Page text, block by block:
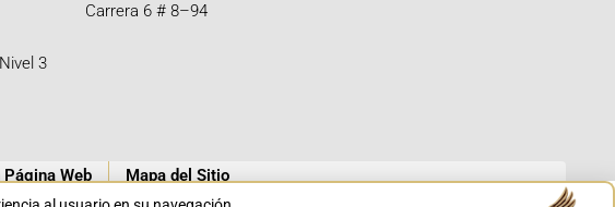
3
Carrera 6 # 8–94
Web Mapa del Sitio